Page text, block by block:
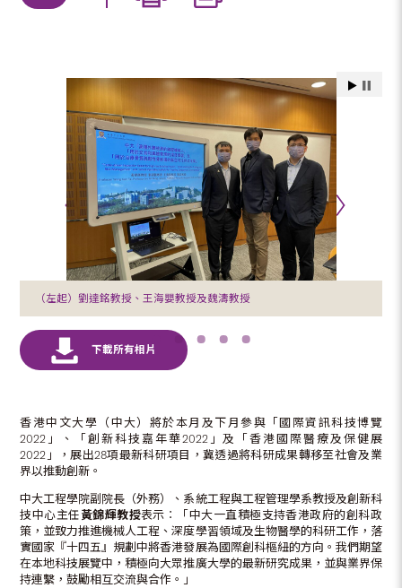
（左起）劉達銘教授、王海嬰教授及魏濤教授
香港中文大學（中大）將於本月及下月參與「國際資訊科技博覽
2022」、「創新科技嘉年華2022」及「香港國際醫療及保健展
2022」，展出28項最新科研項目，冀透過將科研成果轉移至社會及業
界以推動創新。
中大工程學院副院長（外務）、系統工程與工程管理學系教授及創新科
技中心主任 黃錦輝教授表示︰「中大一直積極支持香港政府的創科政
策，並致力推進機械人工程、深度學習領域及生物醫學的科研工作，落
實國家『十四五』規劃中將香港發展為國際創科樞紐的方向。我們期望
在本地科技展覽中，積極向大眾推廣大學的最新研究成果，並與業界保
持連繫，鼓勵相互交流與合作。」